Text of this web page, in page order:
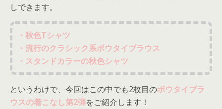
しできます。
・秋色Tシャツ
・流行のクラシック系ボウタイブラウス
・スタンドカラーの秋色シャツ
というわけで、今回はこの中でも2枚目のボウタイブラ
ウスの着こなし第2弾をご紹介します！